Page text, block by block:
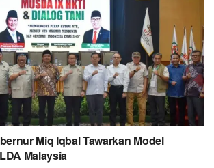
Miq Iqbal Tawarkan Model
Malaysia